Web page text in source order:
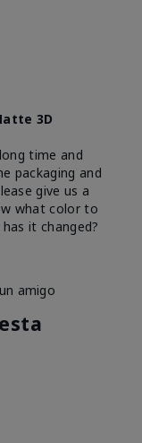
3D
time and
packaging and
give us a
what color to
it changed?
amigo